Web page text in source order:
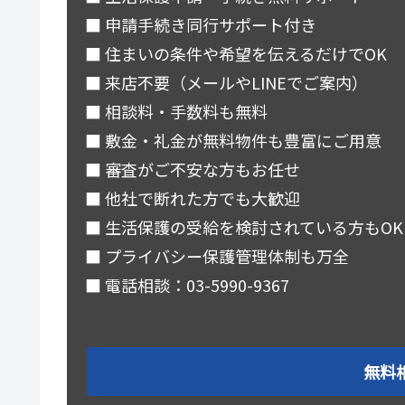
■ 申請手続き同行サポート付き
■ 住まいの条件や希望を伝えるだけでOK
■ 来店不要（メールやLINEでご案内）
■ 相談料・手数料も無料
■ 敷金・礼金が無料物件も豊富にご用意
■ 審査がご不安な方もお任せ
■ 他社で断れた方でも大歓迎
■ 生活保護の受給を検討されている方もOK
■ プライバシー保護管理体制も万全
■ 電話相談：03-5990-9367
無料